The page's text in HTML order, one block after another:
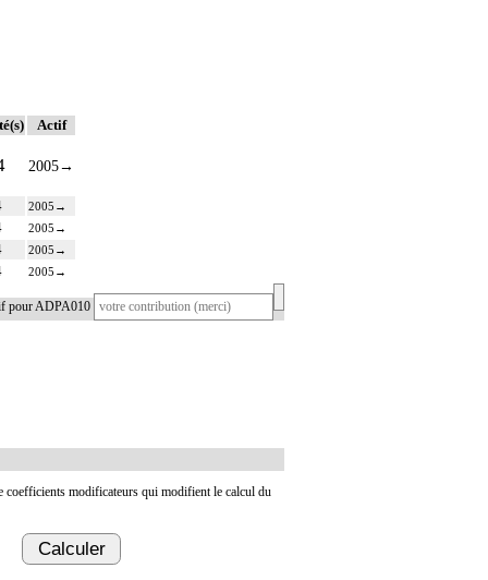
Actif
2005→
2005 →
2005 →
2005 →
2005 →
pour ADPA010
coefficients modificateurs qui modifient le calcul du
Calculer